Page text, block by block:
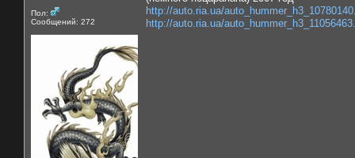
Пол:
Сообщений: 272
http://auto.ria.ua/
http://auto.ria.ua/